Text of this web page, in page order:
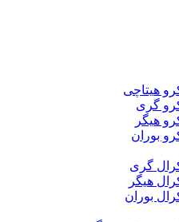
هیتاچی
گری
هیگر
بوران
گری
هیگر
بوران